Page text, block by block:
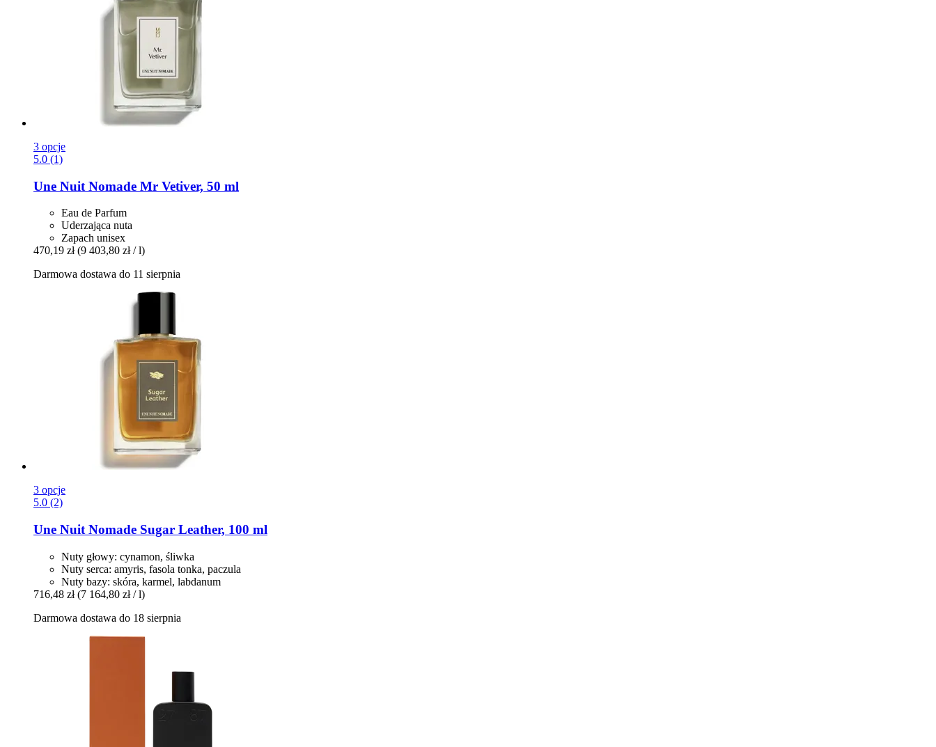
3 opcje
5.0 (1)
Une Nuit Nomade Mr Vetiver, 50 ml
Eau de Parfum
Uderzająca nuta
Zapach unisex
470,19 zł (9 403,80 zł / l)
Darmowa dostawa do 11 sierpnia
3 opcje
5.0 (2)
Une Nuit Nomade Sugar Leather, 100 ml
Nuty głowy: cynamon, śliwka
Nuty serca: amyris, fasola tonka, paczula
Nuty bazy: skóra, karmel, labdanum
716,48 zł (7 164,80 zł / l)
Darmowa dostawa do 18 sierpnia